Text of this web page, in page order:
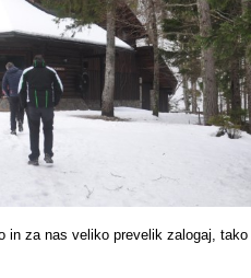
in za nas veliko prevelik zalogaj, tako